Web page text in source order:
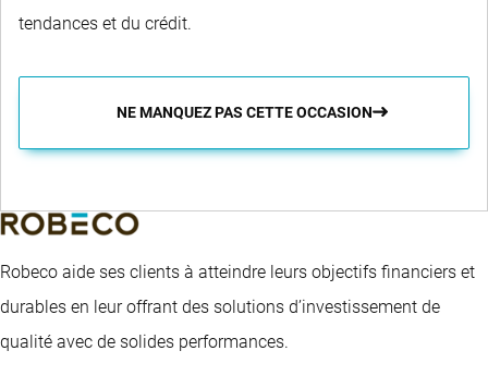
tendances et du crédit.
NE MANQUEZ PAS CETTE OCCASION
Robeco aide ses clients à atteindre leurs objectifs financiers et
durables en leur offrant des solutions d’investissement de
qualité avec de solides performances.